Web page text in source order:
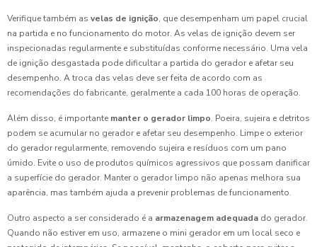
Verifique também as velas de ignição, que desempenham um papel crucial
na partida e no funcionamento do motor. As velas de ignição devem ser
inspecionadas regularmente e substituídas conforme necessário. Uma vela
de ignição desgastada pode dificultar a partida do gerador e afetar seu
desempenho. A troca das velas deve ser feita de acordo com as
recomendações do fabricante, geralmente a cada 100 horas de operação.
Além disso, é importante manter o gerador limpo. Poeira, sujeira e detritos
podem se acumular no gerador e afetar seu desempenho. Limpe o exterior
do gerador regularmente, removendo sujeira e resíduos com um pano
úmido. Evite o uso de produtos químicos agressivos que possam danificar
a superfície do gerador. Manter o gerador limpo não apenas melhora sua
aparência, mas também ajuda a prevenir problemas de funcionamento.
Outro aspecto a ser considerado é a armazenagem adequada do gerador.
Quando não estiver em uso, armazene o mini gerador em um local seco e